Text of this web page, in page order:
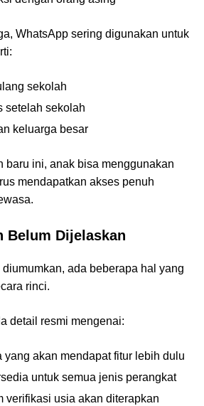
WhatsApp sering digunakan untuk
sekolah
setelah sekolah
keluarga besar
baru ini, anak bisa menggunakan
mendapatkan akses penuh
Belum Dijelaskan
ada beberapa hal yang
rinci.
detail resmi mengenai:
yang akan mendapat fitur lebih dulu
untuk semua jenis perangkat
verifikasi usia akan diterapkan